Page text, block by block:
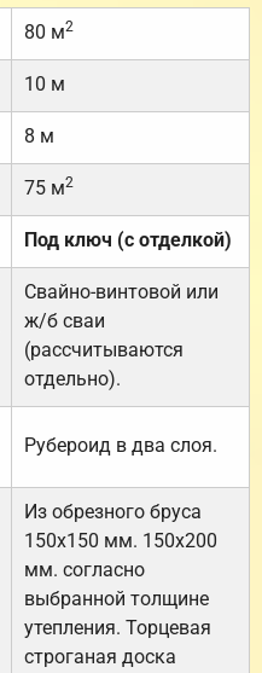
80 м2
10 м
8 м
75 м2
Под ключ (с отделкой)
Свайно-винтовой или
ж/б сваи
(рассчитываются
отдельно).
Рубероид в два слоя.
Из обрезного бруса
150х150 мм. 150х200
мм. согласно
выбранной толщине
утепления. Торцевая
строганая доска